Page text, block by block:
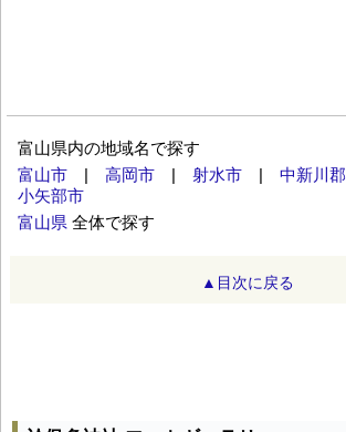
富山県内の地域名で探す
富山市
高岡市 射水市 中新川郡
小矢部市
富山県 全体で探す
▲目次に戻る